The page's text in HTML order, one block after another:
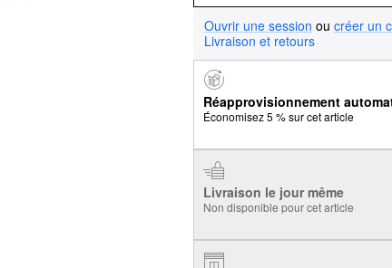
Ouvrir une session ou créer un
Livraison et retours
Réapprovisionnement
Économisez 5 % sur cet article
Livraison le jour même
Non disponible pour cet article